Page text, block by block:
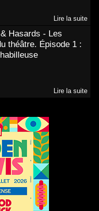
Lire la suite
Hasards - Les
théâtre. Épisode 1 :
Lire la suite